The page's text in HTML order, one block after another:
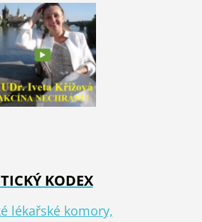
KODEX
lékařské komory,